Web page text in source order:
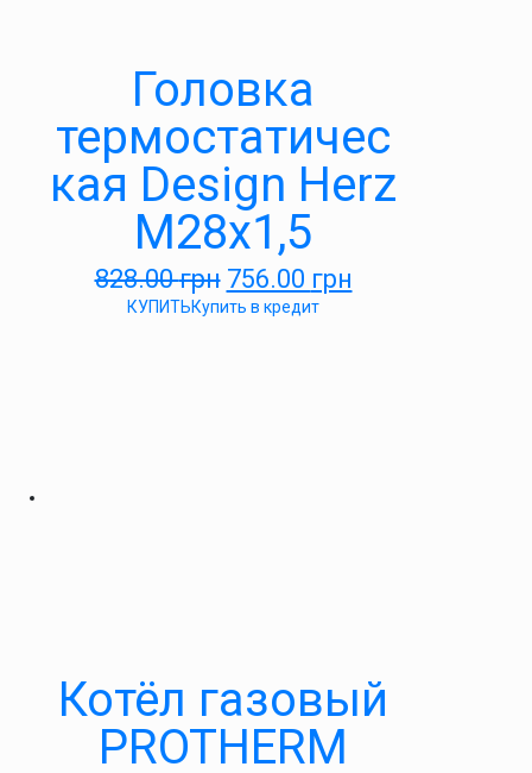
Головка
термостатичес
кая Design Herz
М28х1,5
828.00грн 756.00 грн
КУПИТЬКупить в кредит
Котёл газовый
PROTHERM